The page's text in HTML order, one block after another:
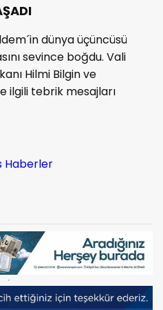
dünya üçüncüsü
sevince boğdu. Vali
Hilmi Bilgin ve
ilgili tebrik mesajları
Haberler